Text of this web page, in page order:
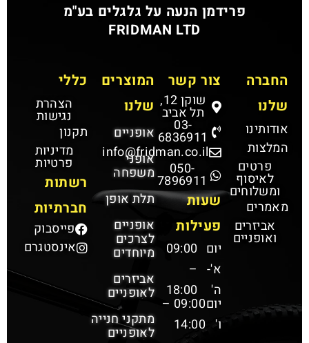
פרידמן הנעה על גלגלים בע"מ
FRIDMAN LTD
החברה
שלנו
אודותינו
המלצות
פרטים
לאיסוף
ומשלוחים
מאמרים
אביזרים
ואופניים
צור קשר
שוקן 12,
תל אביב
03-
6836911
info@fridman.co.il
050-
7896911
שעות
פעילות
יום
א'-
ה'
09:00
–
18:00
יום
ו'
09:00 –
14:00
המוצרים
שלנו
אופניים
אופני
משפחה
תלת אופן
אופניים
לצרכים
מיוחדים
אביזרים
לאופניים
מתקני חנייה
לאופניים
כללי
הצהרת
נגישות
תקנון
מדיניות
פרטיות
רשתות
חברתיות
פייסבוק
אינסטגרם